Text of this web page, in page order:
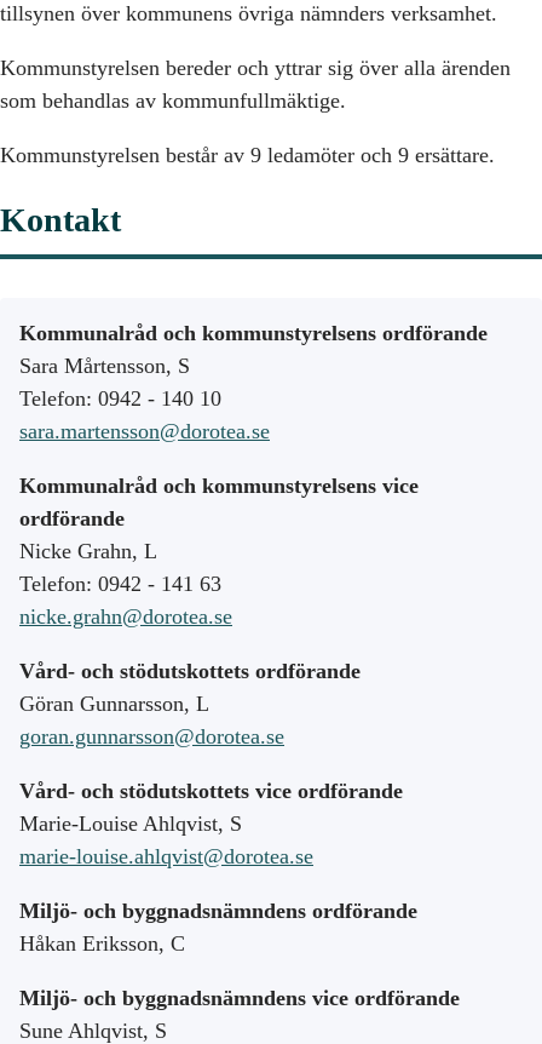
tillsynen över kommunens övriga nämnders verksamhet.
Kommunstyrelsen bereder och yttrar sig över alla ärenden
som behandlas av kommunfullmäktige.
Kommunstyrelsen består av 9 ledamöter och 9 ersättare.
Kontakt
Kommunalråd och kommunstyrelsens ordförande
Sara Mårtensson, S
Telefon: 0942 - 140 10
sara.martensson@dorotea.se
Kommunalråd och kommunstyrelsens vice
ordförande
Nicke Grahn, L
Telefon: 0942 - 141 63
nicke.grahn@dorotea.se
Vård- och stödutskottets ordförande
Göran Gunnarsson, L
goran.gunnarsson@dorotea.se
Vård- och stödutskottets vice ordförande
Marie-Louise Ahlqvist, S
marie-louise.ahlqvist@dorotea.se
Miljö- och byggnadsnämndens ordförande
Håkan Eriksson, C
Miljö- och byggnadsnämndens vice ordförande
Sune Ahlqvist, S